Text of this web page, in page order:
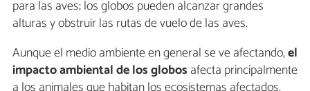
para las aves; los globos pueden alcanzar grandes
alturas y obstruir las rutas de vuelo de las aves.
Aunque el medio ambiente en general se ve afectando,el
impacto ambiental de los globos afecta principalmente